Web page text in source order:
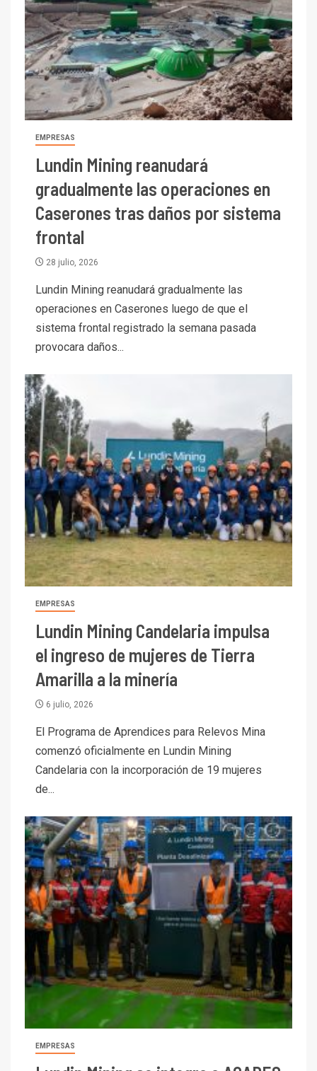
EMPRESAS
Lundin Mining reanudará
gradualmente las operaciones en
Caserones tras daños por sistema
frontal
28 julio, 2026
Lundin Mining reanudará gradualmente las
operaciones en Caserones luego de que el
sistema frontal registrado la semana pasada
provocara daños...
EMPRESAS
Lundin Mining Candelaria impulsa
el ingreso de mujeres de Tierra
Amarilla a la minería
6 julio, 2026
El Programa de Aprendices para Relevos Mina
comenzó oficialmente en Lundin Mining
Candelaria con la incorporación de 19 mujeres
de...
EMPRESAS